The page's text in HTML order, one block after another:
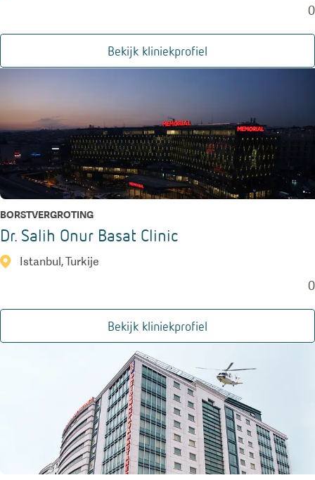
0
Bekijk kliniekprofiel
BORSTVERGROTING
Dr. Salih Onur Basat Clinic
Istanbul, Turkije
0
Bekijk kliniekprofiel